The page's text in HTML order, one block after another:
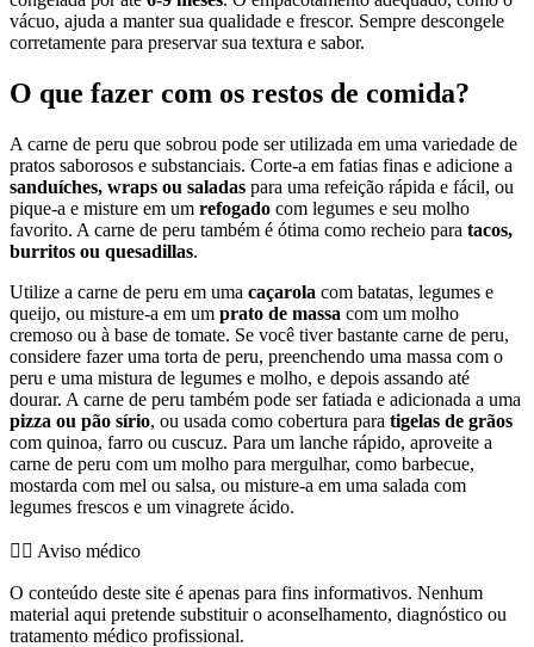
vácuo, ajuda a manter sua qualidade e frescor. Sempre descongele
corretamente para preservar sua textura e sabor.
O que fazer com os restos de comida?
A carne de peru que sobrou pode ser utilizada em uma variedade de
pratos saborosos e substanciais. Corte-a em fatias finas e adicione a
sanduíches, wraps ou saladas para uma refeição rápida e fácil, ou
pique-a e misture em um refogado com legumes e seu molho
favorito. A carne de peru também é ótima como recheio para tacos,
burritos ou quesadillas.
Utilize a carne de peru em uma caçarola com batatas, legumes e
queijo, ou misture-a em um prato de massa com um molho
cremoso ou à base de tomate. Se você tiver bastante carne de peru,
considere fazer uma torta de peru, preenchendo uma massa com o
peru e uma mistura de legumes e molho, e depois assando até
dourar. A carne de peru também pode ser fatiada e adicionada a uma
pizza ou pão sírio, ou usada como cobertura para tigelas de grãos
com quinoa, farro ou cuscuz. Para um lanche rápido, aproveite a
carne de peru com um molho para mergulhar, como barbecue,
mostarda com mel ou salsa, ou misture-a em uma salada com
legumes frescos e um vinagrete ácido.
👨‍⚕️️ Aviso médico
O conteúdo deste site é apenas para fins informativos. Nenhum
material aqui pretende substituir o aconselhamento, diagnóstico ou
tratamento médico profissional.